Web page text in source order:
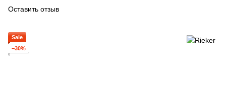
Оставить отзыв
Sale
−30%